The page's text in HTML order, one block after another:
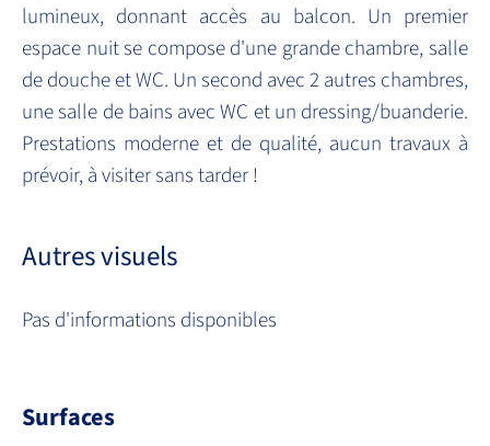
lumineux, donnant accès au balcon. Un premier
espace nuit se compose d'une grande chambre, salle
de douche et WC. Un second avec 2 autres chambres,
une salle de bains avec WC et un dressing/buanderie.
Prestations moderne et de qualité, aucun travaux à
prévoir, à visiter sans tarder !
Autres visuels
Pas d'informations disponibles
Surfaces